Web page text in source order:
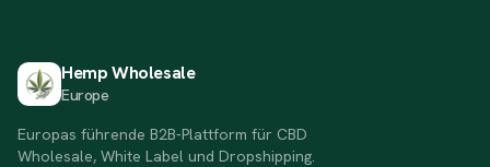
Hemp Wholesale
Europe
Europas führende B2B-Plattform für CBD
Wholesale, White Label und Dropshipping.